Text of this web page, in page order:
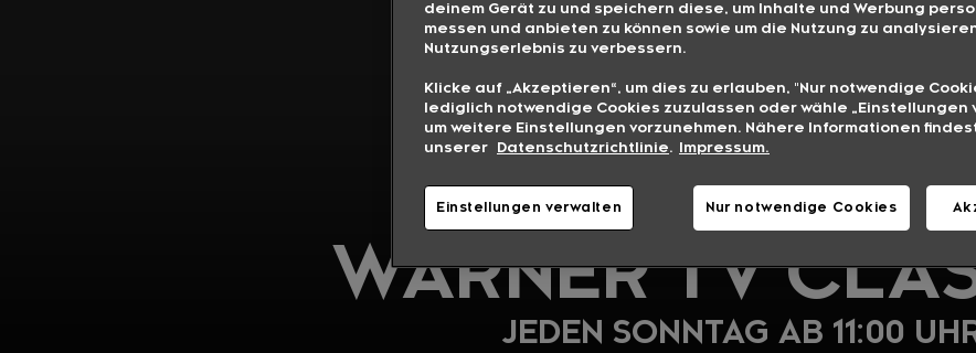
WARNER TV
JEDEN SONNTAG AB 11:00
deinem Gerät zu und speichern diese, um Inhalte und Werbung
messen und anbieten zu können sowie um die Nutzung zu
Nutzungserlebnis zu verbessern.
Klicke auf „Akzeptieren“, um dies zu erlauben, "Nur notwendige
lediglich notwendige Cookies zuzulassen oder wähle „Einstellungen
um weitere Einstellungen vorzunehmen. Nähere Informationen
unserer
Datenschutzrichtlinie. Impressum.
Einstellungen verwalten Nur notwendige Cookies